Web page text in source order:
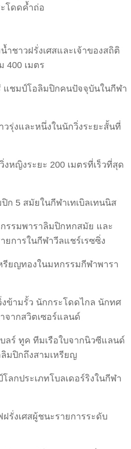
โดดค้ำถ่อ
ำชาวฝรั่งเศสและเจ้าของสถิติ
400 เมตร
แชมป์โอลิมปิกคนปัจจุบันในกีฬา
รุ่งและหนึ่งในนักวิ่งระยะสั้นที่
หญิงระยะ 200 เมตรที่เร็วที่สุด
ก 5 สมัยในกีฬาเทเบิลเทนนิส
รรมพาราลิมปิกหกสมัย และ
ยการในกีฬาวีลแชร์เรซซิ่ง
รียญทองในมหกรรมกีฬาพารา
งข้ามรั้ว นักกระโดดไกล นักทศ
ากสวิตเซอร์แลนด์
ลร์ ทูค ทีมเรือใบจากนิวซีแลนด์
มปิกถึงสามเหรียญ
ลกประเภทโบลเดอร์ริงในกีฬา
รั่งเศสผู้ชนะรายการระดับ